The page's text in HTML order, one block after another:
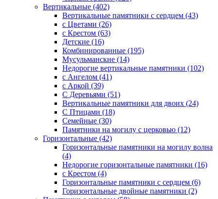
Вертикальные (402)
Вертикальные памятники с сердцем (43)
с Цветами (26)
c Крестом (63)
Детские (16)
Комбинированные (195)
Мусульманские (14)
Недорогие вертикальные памятники (102)
с Ангелом (41)
с Аркой (39)
С Деревьями (51)
Вертикальные памятники для двоих (24)
С Птицами (18)
Семейные (30)
Памятники на могилу с церковью (12)
Горизонтальные (42)
Горизонтальные памятники на могилу волна
(4)
Недорогие горизонтальные памятники (16)
с Крестом (4)
Горизонтальные памятники с сердцем (6)
Горизонтальные двойные памятники (2)